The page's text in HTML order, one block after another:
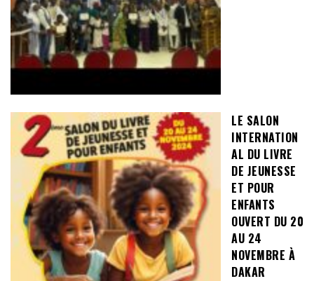
LE SALON
INTERNATION
AL DU LIVRE
DE JEUNESSE
ET POUR
ENFANTS
OUVERT DU 20
AU 24
NOVEMBRE À
DAKAR